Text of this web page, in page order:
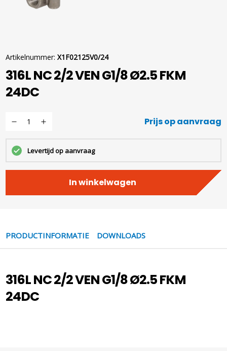
Artikelnummer: X1F02125V0/24
316L NC 2/2 VEN G1/8 Ø2.5 FKM
24DC
Prijs op aanvraag
Levertijd op aanvraag
In winkelwagen
PRODUCTINFORMATIE DOWNLOADS
316L NC 2/2 VEN G1/8 Ø2.5 FKM
24DC